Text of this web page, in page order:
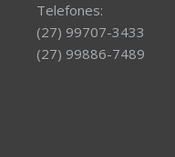
Telefones:
(27) 99707-3433
(27) 99886-7489